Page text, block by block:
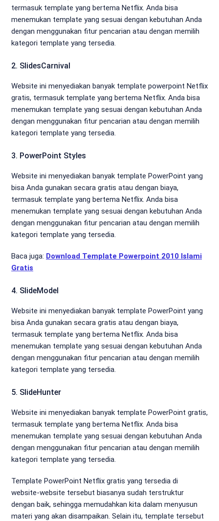
termasuk template yang bertema Netflix. Anda bisa
menemukan template yang sesuai dengan kebutuhan Anda
dengan menggunakan fitur pencarian atau dengan memilih
kategori template yang tersedia.
2. SlidesCarnival
Website ini menyediakan banyak template powerpoint Netflix
gratis, termasuk template yang bertema Netflix. Anda bisa
menemukan template yang sesuai dengan kebutuhan Anda
dengan menggunakan fitur pencarian atau dengan memilih
kategori template yang tersedia.
3. PowerPoint Styles
Website ini menyediakan banyak template PowerPoint yang
bisa Anda gunakan secara gratis atau dengan biaya,
termasuk template yang bertema Netflix. Anda bisa
menemukan template yang sesuai dengan kebutuhan Anda
dengan menggunakan fitur pencarian atau dengan memilih
kategori template yang tersedia.
Baca juga: Download Template Powerpoint 2010 Islami
Gratis
4. SlideModel
Website ini menyediakan banyak template PowerPoint yang
bisa Anda gunakan secara gratis atau dengan biaya,
termasuk template yang bertema Netflix. Anda bisa
menemukan template yang sesuai dengan kebutuhan Anda
dengan menggunakan fitur pencarian atau dengan memilih
kategori template yang tersedia.
5. SlideHunter
Website ini menyediakan banyak template PowerPoint gratis,
termasuk template yang bertema Netflix. Anda bisa
menemukan template yang sesuai dengan kebutuhan Anda
dengan menggunakan fitur pencarian atau dengan memilih
kategori template yang tersedia.
Template PowerPoint Netflix gratis yang tersedia di
website-website tersebut biasanya sudah terstruktur
dengan baik, sehingga memudahkan kita dalam menyusun
materi yang akan disampaikan. Selain itu, template tersebut